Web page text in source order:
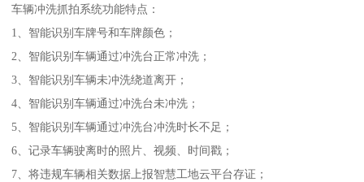
车辆冲洗抓拍系统功能特点：
1、智能识别车牌号和车牌颜色；
2、智能识别车辆通过冲洗台正常冲洗；
3、智能识别车辆未冲洗绕道离开；
4、智能识别车辆通过冲洗台未冲洗；
5、智能识别车辆通过冲洗台冲洗时长不足；
6、记录车辆驶离时的照片、视频、时间戳；
7、将违规车辆相关数据上报智慧工地云平台存证；